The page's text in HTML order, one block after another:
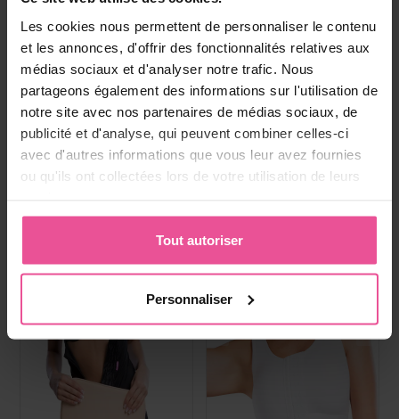
Les cookies nous permettent de personnaliser le contenu
et les annonces, d'offrir des fonctionnalités relatives aux
médias sociaux et d'analyser notre trafic. Nous
partageons également des informations sur l'utilisation de
notre site avec nos partenaires de médias sociaux, de
publicité et d'analyse, qui peuvent combiner celles-ci
avec d'autres informations que vous leur avez fournies
ou qu'ils ont collectées lors de votre utilisation de leurs
Tout autoriser
Personnaliser
réclamations
Produits les plus vendus